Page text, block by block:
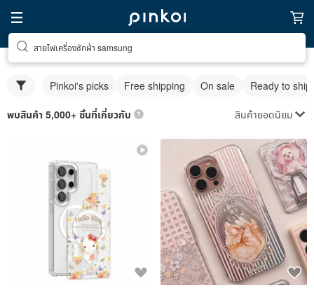
สายไฟเครื่องซักผ้า samsung
Pinkoi's picks Free shipping On sale Ready to ship
พบสินค้า 5,000+ ชิ้นที่เกี่ยวกับ สินค้ายอดนิยม